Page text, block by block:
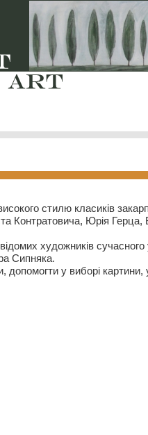
стилю класиків
Контратовича, Юрія
художників
Сипняка.
допомогти у виборі картини,